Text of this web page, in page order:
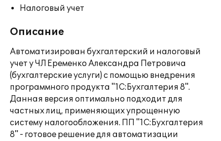
Налоговый учет
Описание
Автоматизирован бухгалтерский и налоговый
учет у ЧЛ Еременко Александра Петровича
(бухгалтерские услуги) с помощью внедрения
программного продукта "1С:Бухгалтерия 8".
Данная версия оптимально подходит для
частных лиц, применяющих упрощенную
систему налогообложения. ПП "1С:Бухгалтерия
8" - готовое решение для автоматизации